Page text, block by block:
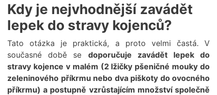
Kdy je nejvhodnější zavádět
lepek do stravy kojenců?
Tato otázka je praktická, a proto velmi častá. V
současné době se doporučuje zavádět lepek do
stravy kojence v malém (2 lžičky pšeničné mouky do
zeleninového příkrmu nebo dva piškoty do ovocného
příkrmu) a postupně vzrůstajícím množství společně